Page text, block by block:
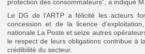
protection des consommateurs”, a indiqué
Le DG de l’ARTP a félicité les acteurs
concession et de la licence
nationale La Poste et seize autres
le respect de leurs obligations contribue à
crédibilité du secteur.